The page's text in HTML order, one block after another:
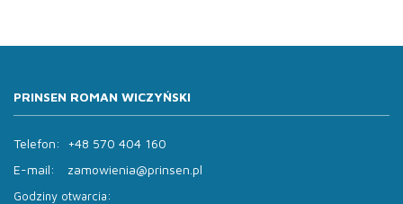
PRINSEN ROMAN WICZYŃSKI
Telefon:
+48 570 404 160
E-mail:
zamowienia@prinsen.pl
Godziny otwarcia: